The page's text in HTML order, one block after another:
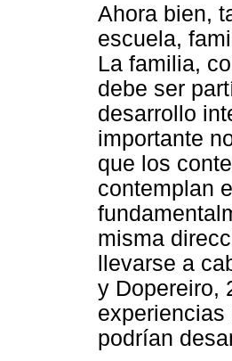
Ahora bien,
escuela,
La familia,
debe ser
desarrollo
importante
que los
contemplan
misma
llevarse a
y Dopereiro,
podrían